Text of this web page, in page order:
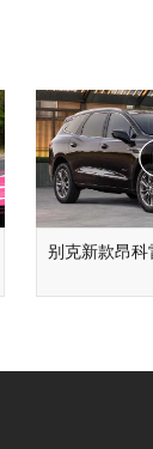
别克新款昂科